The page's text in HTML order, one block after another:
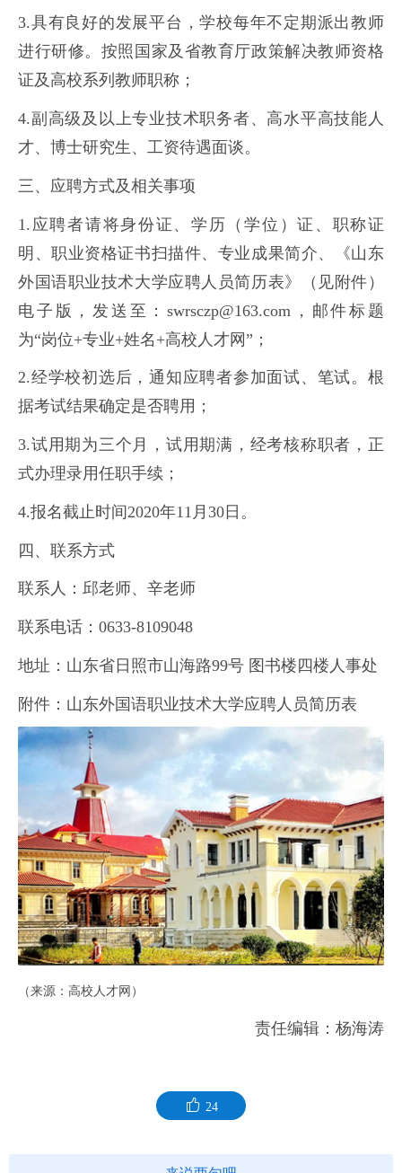
3.具有良好的发展平台，学校每年不定期派出教师
进行研修。按照国家及省教育厅政策解决教师资格
证及高校系列教师职称；
4.副高级及以上专业技术职务者、高水平高技能人
才、博士研究生、工资待遇面谈。
三、应聘方式及相关事项
1.应聘者请将身份证、学历（学位）证、职称证
明、职业资格证书扫描件、专业成果简介、《山东
外国语职业技术大学应聘人员简历表》（见附件）
电子版，发送至：swrsczp@163.com，邮件标题
为“岗位+专业+姓名+高校人才网”；
2.经学校初选后，通知应聘者参加面试、笔试。根
据考试结果确定是否聘用；
3.试用期为三个月，试用期满，经考核称职者，正
式办理录用任职手续；
4.报名截止时间2020年11月30日。
四、联系方式
联系人：邱老师、辛老师
联系电话：0633-8109048
地址：山东省日照市山海路99号 图书楼四楼人事处
附件：山东外国语职业技术大学应聘人员简历表
（来源：高校人才网）
责任编辑：杨海涛
24